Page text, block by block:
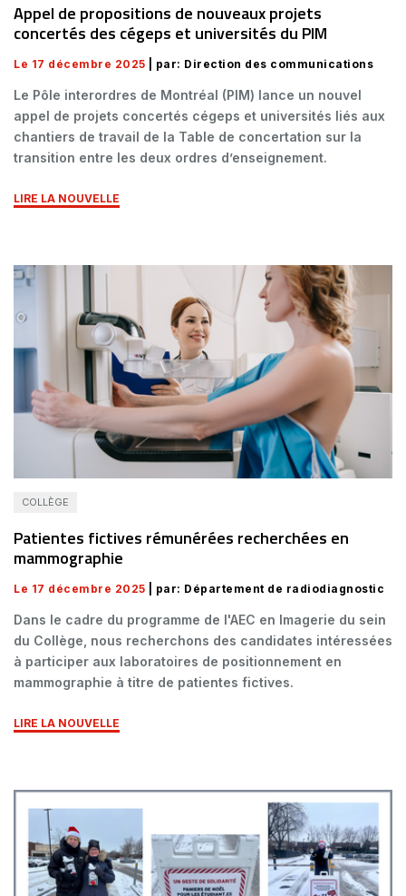
Appel de propositions de nouveaux projets
concertés des cégeps et universités du PIM
Le 17 décembre 2025 | par: Direction des communications
Le Pôle interordres de Montréal (PIM) lance un nouvel
appel de projets concertés cégeps et universités liés aux
chantiers de travail de la Table de concertation sur la
transition entre les deux ordres d’enseignement.
LIRE LA NOUVELLE
COLLÈGE
Patientes fictives rémunérées recherchées en
mammographie
Le 17 décembre 2025 | par: Département de radiodiagnostic
Dans le cadre du programme de l'AEC en Imagerie du sein
du Collège, nous recherchons des candidates intéressées
à participer aux laboratoires de positionnement en
mammographie à titre de patientes fictives.
LIRE LA NOUVELLE